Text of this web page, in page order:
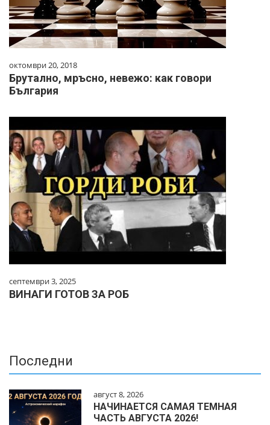
октомври 20, 2018
Брутално, мръсно, невежо: как говори
България
септември 3, 2025
ВИНАГИ ГОТОВ ЗА РОБ
Последни
август 8, 2026
НАЧИНАЕТСЯ САМАЯ ТЕМНАЯ
ЧАСТЬ АВГУСТА 2026!